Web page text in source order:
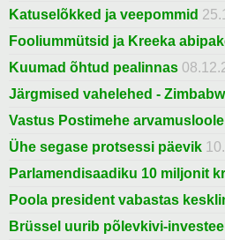
Katuselõkked ja veepommid
Fooliummütsid ja Kreeka
Kuumad õhtud pealinnas
Järgmised vahelehed -
Vastus Postimehe
Ühe segase protsessi päevik
Parlamendisaadiku 10 miljonit
Poola president vabastas
Brüssel uurib põlevkivi-